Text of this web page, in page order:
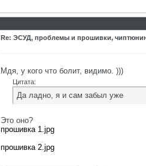
Re: ЭСУД, проблемы и прошивки,
Мдя, у кого что болит, видимо. )))
Цитата:
Да ладно, я и сам забыл уже
Это оно?
прошивка 1.jpg
прошивка 2.jpg